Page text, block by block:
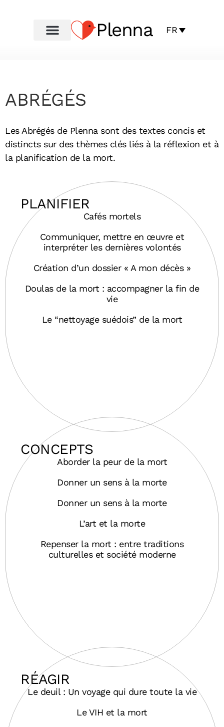
Plenna FR
ABRÉGÉS
Les Abrégés de Plenna sont des textes concis et
distincts sur des thèmes clés liés à la réflexion et à
la planification de la mort.
PLANIFIER
Cafés mortels
Communiquer, mettre en œuvre et
interpréter les dernières volontés
Création d’un dossier « A mon décès »
Doulas de la mort : accompagner la fin de
vie
Le “nettoyage suédois” de la mort
CONCEPTS
Aborder la peur de la mort
Donner un sens à la morte
Donner un sens à la morte
L’art et la morte
Repenser la mort : entre traditions
culturelles et société moderne
RÉAGIR
Le deuil : Un voyage qui dure toute la vie
Le VIH et la mort